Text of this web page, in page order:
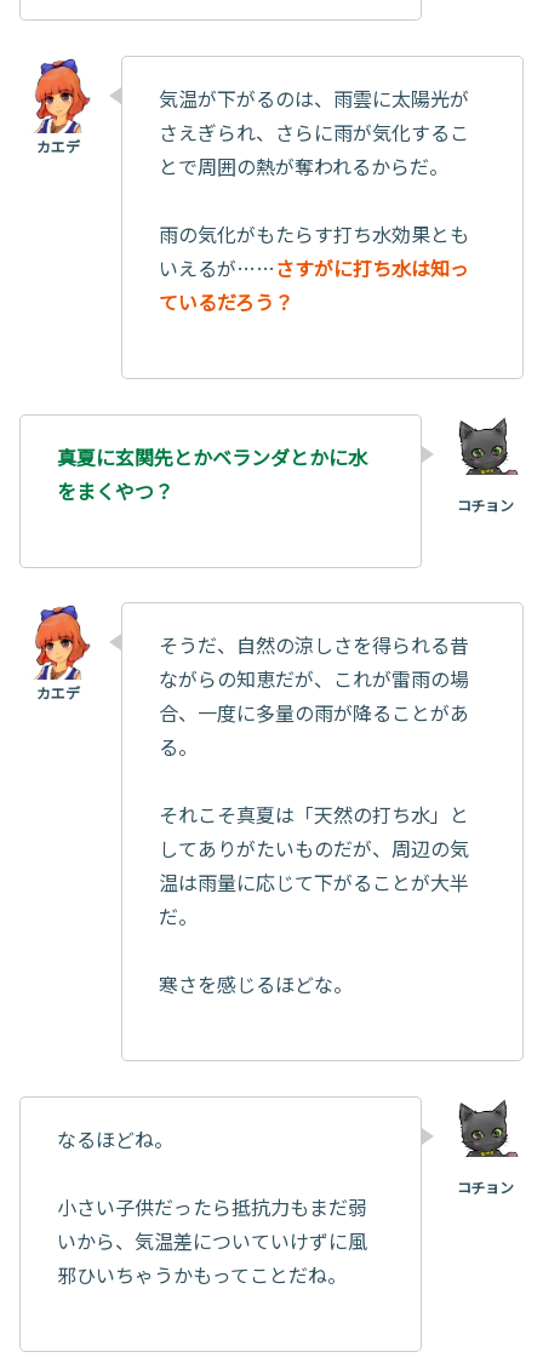
気温が下がるのは、雨雲に太陽光が
さえぎられ、さらに雨が気化するこ
とで周囲の熱が奪われるからだ。
雨の気化がもたらす打ち水効果とも
いえるが……さすがに打ち水は知っ
ているだろう？
真夏に玄関先とかベランダとかに水
をまくやつ？
そうだ、自然の涼しさを得られる昔
ながらの知恵だが、これが雷雨の場
合、一度に多量の雨が降ることがあ
る。
それこそ真夏は「天然の打ち水」と
してありがたいものだが、周辺の気
温は雨量に応じて下がることが大半
だ。
寒さを感じるほどな。
なるほどね。
小さい子供だったら抵抗力もまだ弱
いから、気温差についていけずに風
邪ひいちゃうかもってことだね。